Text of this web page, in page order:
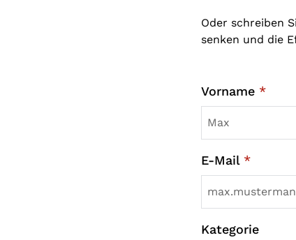
Oder schreiben
senken und die
Vorname *
E-Mail *
Kategorie